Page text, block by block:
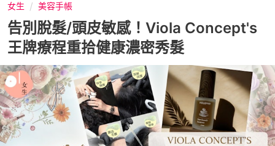
女生 美容手帳
告別脫髮/頭皮敏感！Viola Concept's
王牌療程重拾健康濃密秀髮